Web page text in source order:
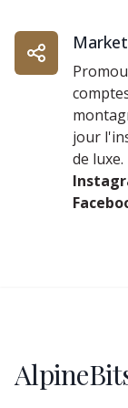
jour
de luxe.